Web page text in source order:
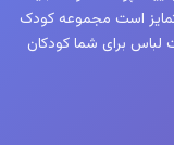
است مجموعه کودک
لباس برای شما کودکان